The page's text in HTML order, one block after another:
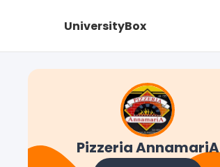
UniversityBox
Pizzeria AnnamariA